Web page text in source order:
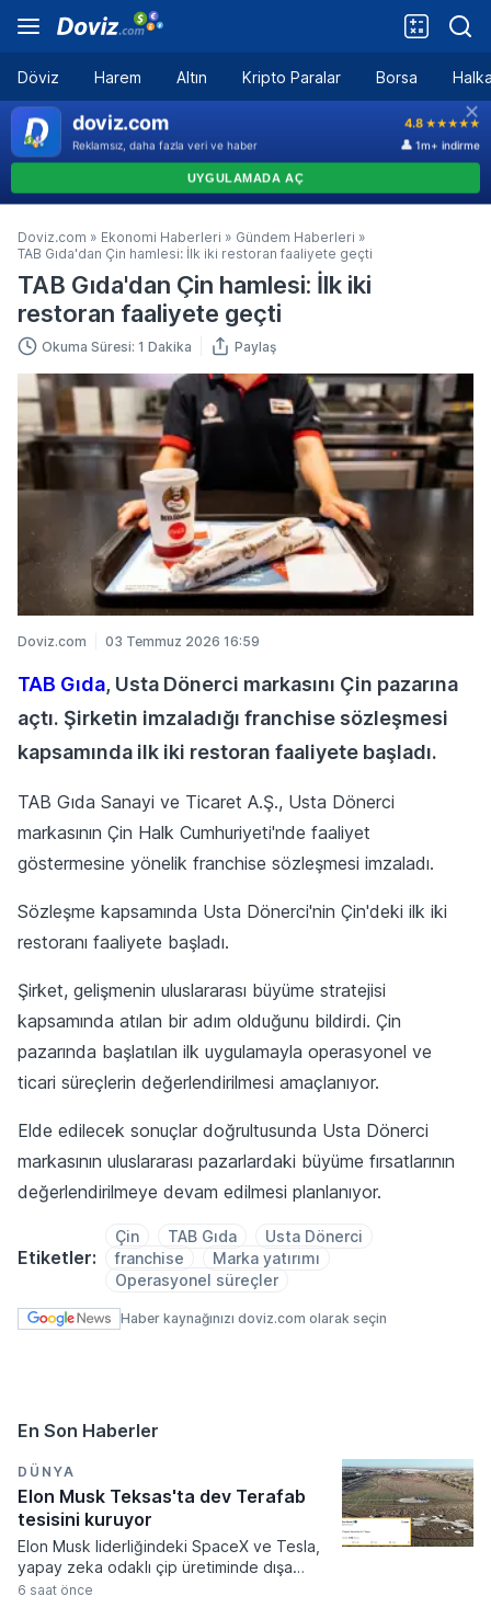
Döviz Harem Altın Kripto Paralar Borsa
Doviz.com » Ekonomi Haberleri » Gündem Haberleri »
TAB Gıda'dan Çin hamlesi: İlk iki restoran faaliyete geçti
TAB Gıda'dan Çin hamlesi: İlk iki
restoran faaliyete geçti
Okuma Süresi: 1 Dakika Paylaş
Doviz.com 03 Temmuz 2026 16:59
TAB Gıda, Usta Dönerci markasını Çin pazarına
açtı. Şirketin imzaladığı franchise sözleşmesi
kapsamında ilk iki restoran faaliyete başladı.
TAB Gıda Sanayi ve Ticaret A.Ş., Usta Dönerci
markasının Çin Halk Cumhuriyeti'nde faaliyet
göstermesine yönelik franchise sözleşmesi imzaladı.
Sözleşme kapsamında Usta Dönerci'nin Çin'deki ilk iki
restoranı faaliyete başladı.
Şirket, gelişmenin uluslararası büyüme stratejisi
kapsamında atılan bir adım olduğunu bildirdi. Çin
pazarında başlatılan ilk uygulamayla operasyonel ve
ticari süreçlerin değerlendirilmesi amaçlanıyor.
Elde edilecek sonuçlar doğrultusunda Usta Dönerci
markasının uluslararası pazarlardaki büyüme fırsatlarının
değerlendirilmeye devam edilmesi planlanıyor.
Etiketler:
Çin TAB Gıda
Usta Dönerci
franchise
Marka yatırımı
Operasyonel süreçler
Haber kaynağınızı doviz.com olarak seçin
En Son Haberler
DÜNYA
Elon Musk Teksas'ta dev Terafab
tesisini kuruyor
Elon Musk liderliğindeki SpaceX ve Tesla,
yapay zeka odaklı çip üretiminde dışa
bağımlılığı azaltmak amacıyla Teksas
6 saat önce